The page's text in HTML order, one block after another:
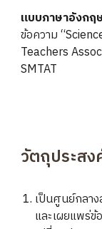
แบบภาษาอังกฤ
ข้อความ
Teachers
SMTAT
วัตถุประส
เป็นศูนย์กลา
และเผยแพร่